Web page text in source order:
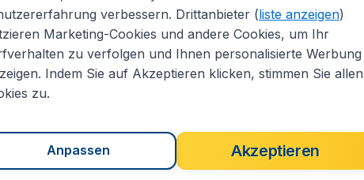
Informationen
CheapTickets.be
CheapTickets.ch
CheapTickets.sg
Flugladen.at
verbessern. Drittanbieter (liste anzeigen)
Marketing-Cookies und andere Cookies, um Ihr
zu verfolgen und Ihnen personalisierte Werbung
Indem Sie auf Akzeptieren klicken, stimmen Sie allen
zu.
Akzeptieren
Anpassen